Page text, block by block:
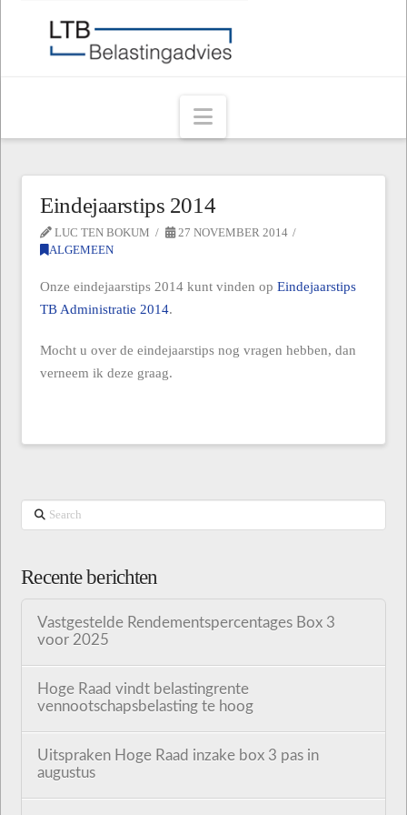
Navigation
Eindejaarstips 2014
LUC TEN BOKUM
27 NOVEMBER 2014
ALGEMEEN
Onze eindejaarstips 2014 kunt vinden opEindejaarstips
TB Administratie 2014.
Mocht u over de eindejaarstips nog vragen hebben, dan
verneem ik deze graag.
Search
Recente berichten
Vastgestelde Rendementspercentages Box 3
voor 2025
Hoge Raad vindt belastingrente
vennootschapsbelasting te hoog
Uitspraken Hoge Raad inzake box 3 pas in
augustus